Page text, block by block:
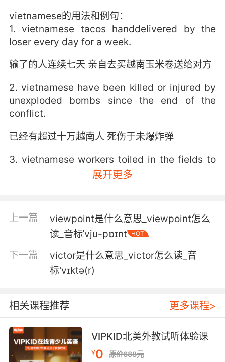
vietnamese的用法和例句：
1. vietnamese tacos handdelivered by the
loser every day for a week.
输了的人连续七天 亲自去买越南玉米卷送给对方
2. vietnamese have been killed or injured by
unexploded bombs since the end of the
conflict.
已经有超过十万越南人 死伤于未爆炸弹
3. vietnamese workers toiled in the fields to
produce rubber, tea, rice and coffee.
4. You know, I was a little surprised to see
have beautiful vietnamese children.
看到你和红发男在一起 我有些意外 但不管怎样
展开更多
上一篇
viewpoint是什么意思_viewpoint怎么
读_音标ˈvju-pɒɪnt
HOT
下一篇
victor是什么意思_victor怎么读_音
标'vɪktə(r)
相关课程推荐 更多课程>
VIPKID北美外教试听体验课
¥0 原价688元